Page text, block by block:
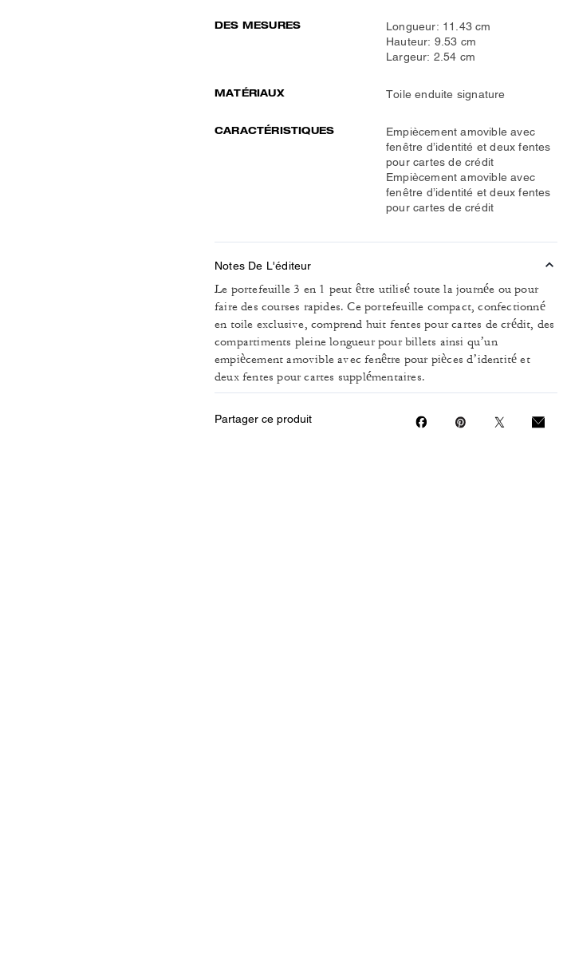
DES MESURES
Longueur: 11.43 cm
Hauteur: 9.53 cm
Largeur: 2.54 cm
MATÉRIAUX Toile enduite signature
CARACTÉRISTIQUES
Empiècement amovible avec
fenêtre d’identité et deux fentes
pour cartes de crédit
Empiècement amovible avec
fenêtre d’identité et deux fentes
pour cartes de crédit
Notes De L'éditeur
Le portefeuille 3 en 1 peut être utilisé toute la journée ou pour
faire des courses rapides. Ce portefeuille compact, confectionné
en toile exclusive, comprend huit fentes pour cartes de crédit, des
compartiments pleine longueur pour billets ainsi qu’un
empiècement amovible avec fenêtre pour pièces d’identité et
deux fentes pour cartes supplémentaires.
Partager ce produit